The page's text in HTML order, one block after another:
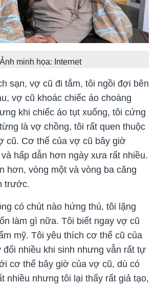
Ảnh minh họa: Internet
sạn, vợ cũ đi tắm, tôi ngồi đợi bên
vợ cũ khoác chiếc áo choàng
khi chiếc áo tụt xuống, tôi cứng
là vợ chồng, tôi rất quen thuộc
cũ. Cơ thể của vợ cũ bây giờ
hấp dẫn hơn ngày xưa rất nhiều.
hơn, vòng một và vòng ba căng
trước.
có chút nào hứng thú, tôi lặng
làm gì nữa. Tôi biết ngay vợ cũ
mỹ. Tôi yêu thích cơ thể cũ của
đổi nhiều khi sinh nhưng vẫn rất tự
cơ thể bây giờ của vợ cũ, dù có
nhiều nhưng tôi lại thấy rất giả tạo,